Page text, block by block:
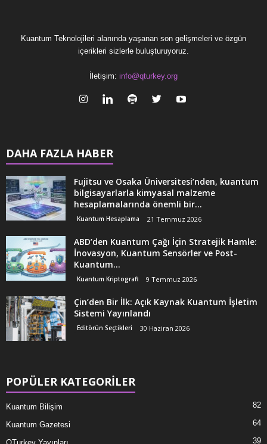
Kuantum Teknolojileri alanında yaşanan son gelişmeleri ve özgün
içerikleri sizlerle buluşturuyoruz.
İletişim: info@qturkey.org
DAHA FAZLA HABER
Fujitsu ve Osaka Üniversitesi’nden, kuantum
bilgisayarlarla kimyasal malzeme
hesaplamalarında önemli bir...
Kuantum Hesaplama 21 Temmuz 2026
ABD’den Kuantum Çağı İçin Stratejik Hamle:
İnovasyon, Kuantum Sensörler ve Post-
Kuantum...
Kuantum Kriptografi 9 Temmuz 2026
Çin’den Bir İlk: Açık Kaynak Kuantum İşletim
Sistemi Yayınlandı
Editörün Seçtikleri 30 Haziran 2026
POPÜLER KATEGORİLER
Kuantum Bilişim 82
Kuantum Gazetesi 64
39